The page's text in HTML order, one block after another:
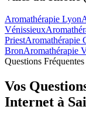
Aromathérapie Lyon
Vénissieux
PriestAromathérapie
BronAromathérapie
Questions Fréquentes
Vos
Internet à